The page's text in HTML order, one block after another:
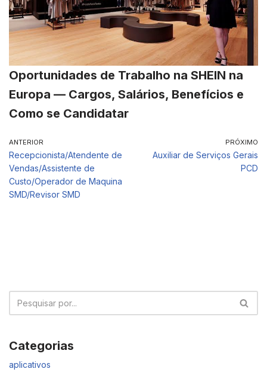
Oportunidades de Trabalho na SHEIN na
Europa — Cargos, Salários, Benefícios e
Como se Candidatar
ANTERIOR
Recepcionista/Atendente de
Vendas/Assistente de
Custo/Operador de Maquina
SMD/Revisor SMD
PRÓXIMO
Auxiliar de Serviços Gerais
PCD
Categorias
aplicativos